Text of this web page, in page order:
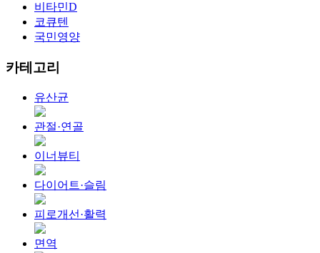
비타민D
코큐텐
국민영양
카테고리
유산균
관절·연골
이너뷰티
다이어트·슬림
피로개선·활력
면역